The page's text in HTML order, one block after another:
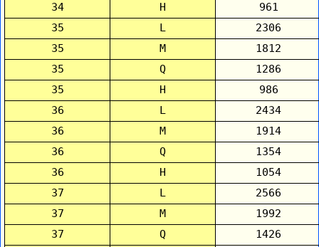
34
H
961
35
L
2306
35
M
1812
35
Q
1286
35
H
986
36
L
2434
36
M
1914
36
Q
1354
36
H
1054
37
L
2566
37
M
1992
37
Q
1426